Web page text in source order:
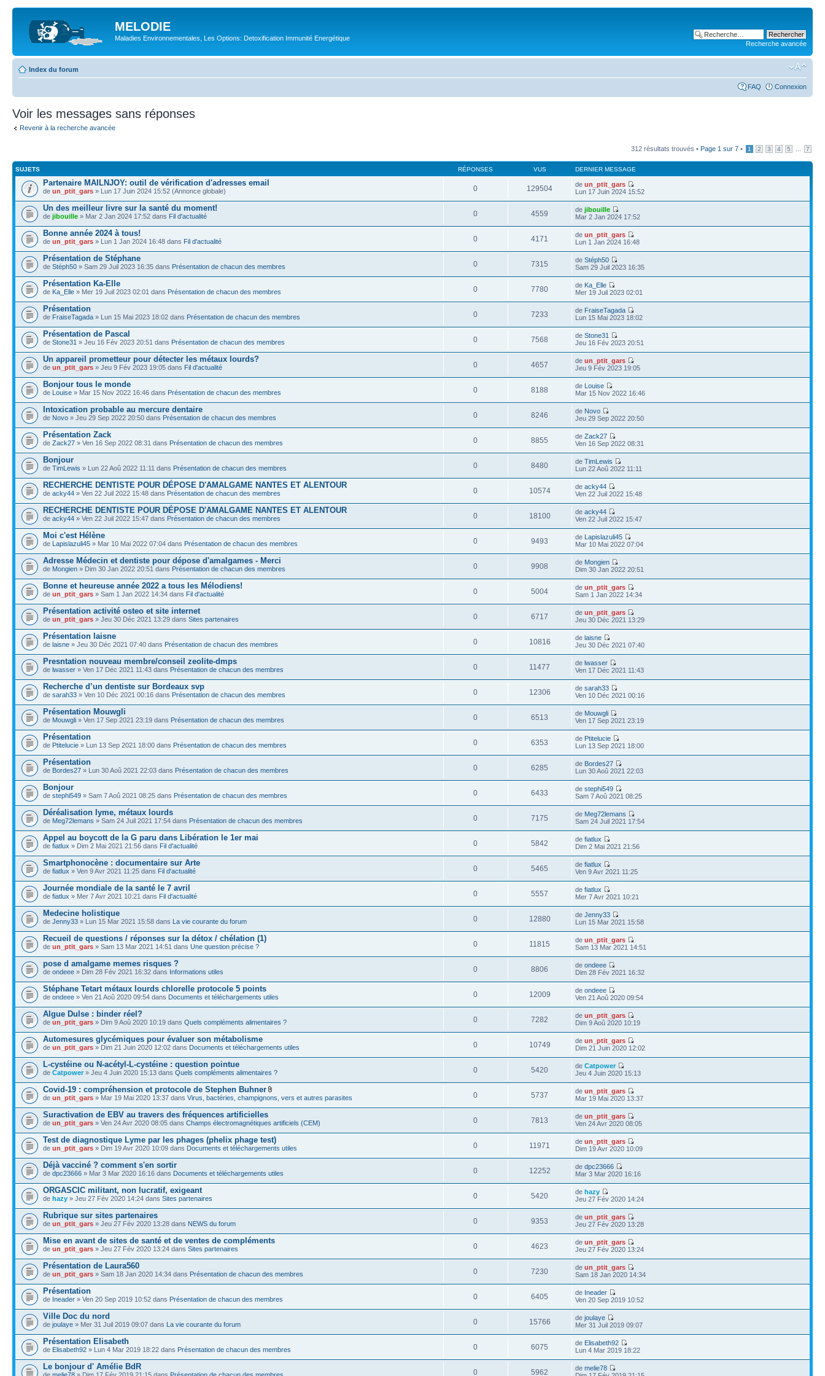
MELODIE
Maladies Environnementales, Les Options: Detoxification Immunité Energétique
Recherche avancée
Index du forum
FAQ Connexion
Voir les messages sans réponses
Revenir à la recherche avancée
312 résultats trouvés • Page 1 sur 7 • 1 2 3 4 5 7
SUJETS RÉPONSES VUS DERNIER MESSAGE
Partenaire MAILNJOY: outil de vérification d'adresses email
de un_ptit_gars » Lun 17 Juin 2024 15:52 (Annonce globale) 0 129504 deun_ptit_gars
Lun 17 Juin 2024 15:52
Un des meilleur livre sur la santé du moment!
de jibouille » Mar 2 Jan 2024 17:52 dans Fil d'actualité 0 4559 dejibouille
Mar 2 Jan 2024 17:52
Bonne année 2024 à tous!
de un_ptit_gars » Lun 1 Jan 2024 16:48 dans Fil d'actualité 0 4171 deun_ptit_gars
Lun 1 Jan 2024 16:48
Présentation de Stéphane
de Stéph50 » Sam 29 Juil 2023 16:35 dans Présentation de chacun des membres 0 7315 deStéph50
Sam 29 Juil 2023 16:35
Présentation Ka-Elle
de Ka_Elle » Mer 19 Juil 2023 02:01 dans Présentation de chacun des membres 0 7780 de Ka_Elle
Mer 19 Juil 2023 02:01
Présentation
de FraiseTagada » Lun 15 Mai 2023 18:02 dans Présentation de chacun des membres 0 7233 de FraiseTagada
Lun 15 Mai 2023 18:02
Présentation de Pascal
de Stone31 » Jeu 16 Fév 2023 20:51 dans Présentation de chacun des membres 0 7568 deStone31
Jeu 16 Fév 2023 20:51
Un appareil prometteur pour détecter les métaux lourds?
de un_ptit_gars » Jeu 9 Fév 2023 19:05 dans Fil d'actualité 0 4657 deun_ptit_gars
Jeu 9 Fév 2023 19:05
Bonjour tous le monde
de Louise » Mar 15 Nov 2022 16:46 dans Présentation de chacun des membres 0 8188 de Louise
Mar 15 Nov 2022 16:46
Intoxication probable au mercure dentaire
de Novo » Jeu 29 Sep 2022 20:50 dans Présentation de chacun des membres 0 8246 de Novo
Jeu 29 Sep 2022 20:50
Présentation Zack
de Zack27 » Ven 16 Sep 2022 08:31 dans Présentation de chacun des membres 0 8855 deZack27
Ven 16 Sep 2022 08:31
Bonjour
de TimLewis » Lun 22 Aoû 2022 11:11 dans Présentation de chacun des membres 0 8480 deTimLewis
Lun 22 Aoû 2022 11:11
RECHERCHE DENTISTE POUR DÉPOSE D'AMALGAME NANTES ET ALENTOUR
de acky44 » Ven 22 Juil 2022 15:48 dans Présentation de chacun des membres 0 10574 deacky44
Ven 22 Juil 2022 15:48
RECHERCHE DENTISTE POUR DÉPOSE D'AMALGAME NANTES ET ALENTOUR
de acky44 » Ven 22 Juil 2022 15:47 dans Présentation de chacun des membres 0 18100 deacky44
Ven 22 Juil 2022 15:47
Moi c'est Hélène
de Lapislazuli45 » Mar 10 Mai 2022 07:04 dans Présentation de chacun des membres 0 9493 de Lapislazuli45
Mar 10 Mai 2022 07:04
Adresse Médecin et dentiste pour dépose d'amalgames - Merci
de Mongien » Dim 30 Jan 2022 20:51 dans Présentation de chacun des membres 0 9908 de Mongien
Dim 30 Jan 2022 20:51
Bonne et heureuse année 2022 a tous les Mélodiens!
de un_ptit_gars » Sam 1 Jan 2022 14:34 dans Fil d'actualité 0 5004 deun_ptit_gars
Sam 1 Jan 2022 14:34
Présentation activité osteo et site internet
de un_ptit_gars » Jeu 30 Déc 2021 13:29 dans Sites partenaires 0 6717 deun_ptit_gars
Jeu 30 Déc 2021 13:29
Présentation laisne
de laisne » Jeu 30 Déc 2021 07:40 dans Présentation de chacun des membres 0 10816 delaisne
Jeu 30 Déc 2021 07:40
Presntation nouveau membre/conseil zeolite-dmps
de lwasser » Ven 17 Déc 2021 11:43 dans Présentation de chacun des membres 0 11477 delwasser
Ven 17 Déc 2021 11:43
Recherche d’un dentiste sur Bordeaux svp
de sarah33 » Ven 10 Déc 2021 00:16 dans Présentation de chacun des membres 0 12306 desarah33
Ven 10 Déc 2021 00:16
Présentation Mouwgli
de Mouwgli » Ven 17 Sep 2021 23:19 dans Présentation de chacun des membres 0 6513 de Mouwgli
Ven 17 Sep 2021 23:19
Présentation
de Ptitelucie » Lun 13 Sep 2021 18:00 dans Présentation de chacun des membres 0 6353 de Ptitelucie
Lun 13 Sep 2021 18:00
Présentation
de Bordes27 » Lun 30 Aoû 2021 22:03 dans Présentation de chacun des membres 0 6285 de Bordes27
Lun 30 Aoû 2021 22:03
Bonjour
de stephi549 » Sam 7 Aoû 2021 08:25 dans Présentation de chacun des membres 0 6433 destephi549
Sam 7 Aoû 2021 08:25
Déréalisation lyme, métaux lourds
de Meg72lemans » Sam 24 Juil 2021 17:54 dans Présentation de chacun des membres 0 7175 de Meg72lemans
Sam 24 Juil 2021 17:54
Appel au boycott de la G paru dans Libération le 1er mai
de fiatlux » Dim 2 Mai 2021 21:56 dans Fil d'actualité 0 5842 defiatlux
Dim 2 Mai 2021 21:56
Smartphonocène : documentaire sur Arte
de fiatlux » Ven 9 Avr 2021 11:25 dans Fil d'actualité 0 5465 defiatlux
Ven 9 Avr 2021 11:25
Journée mondiale de la santé le 7 avril
de fiatlux » Mer 7 Avr 2021 10:21 dans Fil d'actualité 0 5557 defiatlux
Mer 7 Avr 2021 10:21
Medecine holistique
de Jenny33 » Lun 15 Mar 2021 15:58 dans La vie courante du forum 0 12880 deJenny33
Lun 15 Mar 2021 15:58
Recueil de questions / réponses sur la détox / chélation (1)
de un_ptit_gars » Sam 13 Mar 2021 14:51 dans Une question précise ? 0 11815 deun_ptit_gars
Sam 13 Mar 2021 14:51
pose d amalgame memes risques ?
de ondeee » Dim 28 Fév 2021 16:32 dans Informations utiles 0 8806 deondeee
Dim 28 Fév 2021 16:32
Stéphane Tetart métaux lourds chlorelle protocole 5 points
de ondeee » Ven 21 Aoû 2020 09:54 dans Documents et téléchargements utiles 0 12009 deondeee
Ven 21 Aoû 2020 09:54
Algue Dulse : binder réel?
de un_ptit_gars » Dim 9 Aoû 2020 10:19 dans Quels compléments alimentaires ? 0 7282 deun_ptit_gars
Dim 9 Aoû 2020 10:19
Automesures glycémiques pour évaluer son métabolisme
de un_ptit_gars » Dim 21 Juin 2020 12:02 dans Documents et téléchargements utiles 0 10749 deun_ptit_gars
Dim 21 Juin 2020 12:02
L-cystéine ou N-acétyl-L-cystéine : question pointue
de Catpower » Jeu 4 Juin 2020 15:13 dans Quels compléments alimentaires ? 0 5420 deCatpower
Jeu 4 Juin 2020 15:13
Covid-19 : compréhension et protocole de Stephen Buhner
de un_ptit_gars » Mar 19 Mai 2020 13:37 dans Virus, bactéries, champignons, vers et autres parasites 0 5737 deun_ptit_gars
Mar 19 Mai 2020 13:37
Suractivation de EBV au travers des fréquences artificielles
de un_ptit_gars » Ven 24 Avr 2020 08:05 dans Champs électromagnétiques artificiels (CEM) 0 7813 deun_ptit_gars
Ven 24 Avr 2020 08:05
Test de diagnostique Lyme par les phages (phelix phage test)
de un_ptit_gars » Dim 19 Avr 2020 10:09 dans Documents et téléchargements utiles 0 11971 deun_ptit_gars
Dim 19 Avr 2020 10:09
Déjà vacciné ? comment s'en sortir
de dpc23666 » Mar 3 Mar 2020 16:16 dans Documents et téléchargements utiles 0 12252 dedpc23666
Mar 3 Mar 2020 16:16
ORGASCIC militant, non lucratif, exigeant
de hazy » Jeu 27 Fév 2020 14:24 dans Sites partenaires 0 5420 dehazy
Jeu 27 Fév 2020 14:24
Rubrique sur sites partenaires
de un_ptit_gars » Jeu 27 Fév 2020 13:28 dans NEWS du forum 0 9353 deun_ptit_gars
Jeu 27 Fév 2020 13:28
Mise en avant de sites de santé et de ventes de compléments
de un_ptit_gars » Jeu 27 Fév 2020 13:24 dans Sites partenaires 0 4623 deun_ptit_gars
Jeu 27 Fév 2020 13:24
Présentation de Laura560
de un_ptit_gars » Sam 18 Jan 2020 14:34 dans Présentation de chacun des membres 0 7230 deun_ptit_gars
Sam 18 Jan 2020 14:34
Présentation
de Ineader » Ven 20 Sep 2019 10:52 dans Présentation de chacun des membres 0 6405 de Ineader
Ven 20 Sep 2019 10:52
Ville Doc du nord
de joulaye » Mer 31 Juil 2019 09:07 dans La vie courante du forum 0 15766 dejoulaye
Mer 31 Juil 2019 09:07
Présentation Elisabeth
de Elisabeth92 » Lun 4 Mar 2019 18:22 dans Présentation de chacun des membres 0 6075 de Elisabeth92
Lun 4 Mar 2019 18:22
Le bonjour d' Amélie BdR
0 5962 demelie78